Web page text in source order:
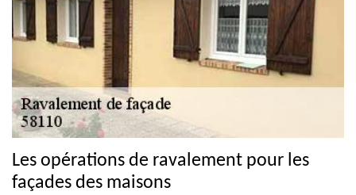
Les opérations de ravalement pour les
façades des maisons